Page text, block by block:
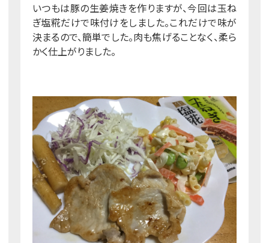
いつもは豚の生姜焼きを作りますが、今回は玉ね
ぎ塩糀だけで味付けをしました。これだけで味が
決まるので、簡単でした。肉も焦げることなく、柔ら
かく仕上がりました。